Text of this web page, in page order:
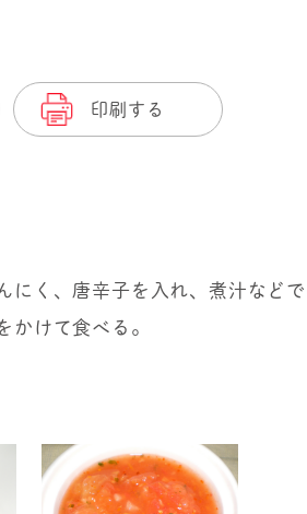
印刷する
にく、唐辛子を入れ、煮汁など
かけて食べる。